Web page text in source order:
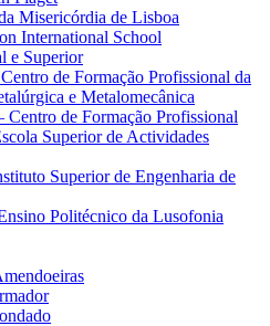
Misericórdia de Lisboa
International School
e Superior
de Formação Profissional da
e Metalomecânica
Centro de Formação Profissional
Superior de Actividades
Superior de Engenharia de
Politécnico da Lusofonia